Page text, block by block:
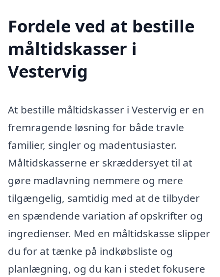
Fordele ved at bestille
måltidskasser i
Vestervig
At bestille måltidskasser i Vestervig er en
fremragende løsning for både travle
familier, singler og madentusiaster.
Måltidskasserne er skræddersyet til at
gøre madlavning nemmere og mere
tilgængelig, samtidig med at de tilbyder
en spændende variation af opskrifter og
ingredienser. Med en måltidskasse slipper
du for at tænke på indkøbsliste og
planlægning, og du kan i stedet fokusere